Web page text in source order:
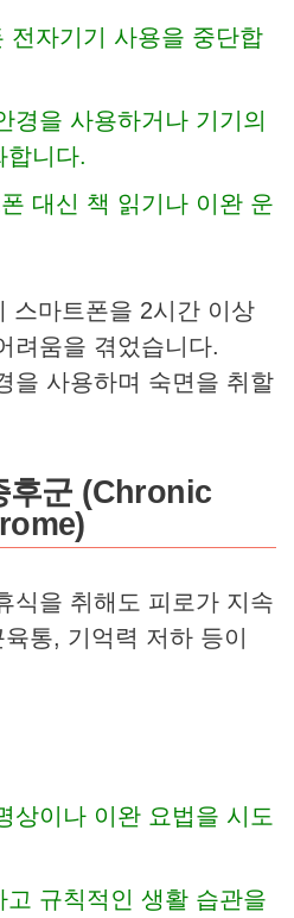
전자기기 사용을 중단합
경을 사용하거나 기기의
합니다.
대신 책 읽기나 이완 운
스마트폰을 2시간 이상
려움을 겪었습니다.
을 사용하며 숙면을 취할
후군 (Chronic
식을 취해도 피로가 지속
통, 기억력 저하 등이
상이나 이완 요법을 시도
규칙적인 생활 습관을